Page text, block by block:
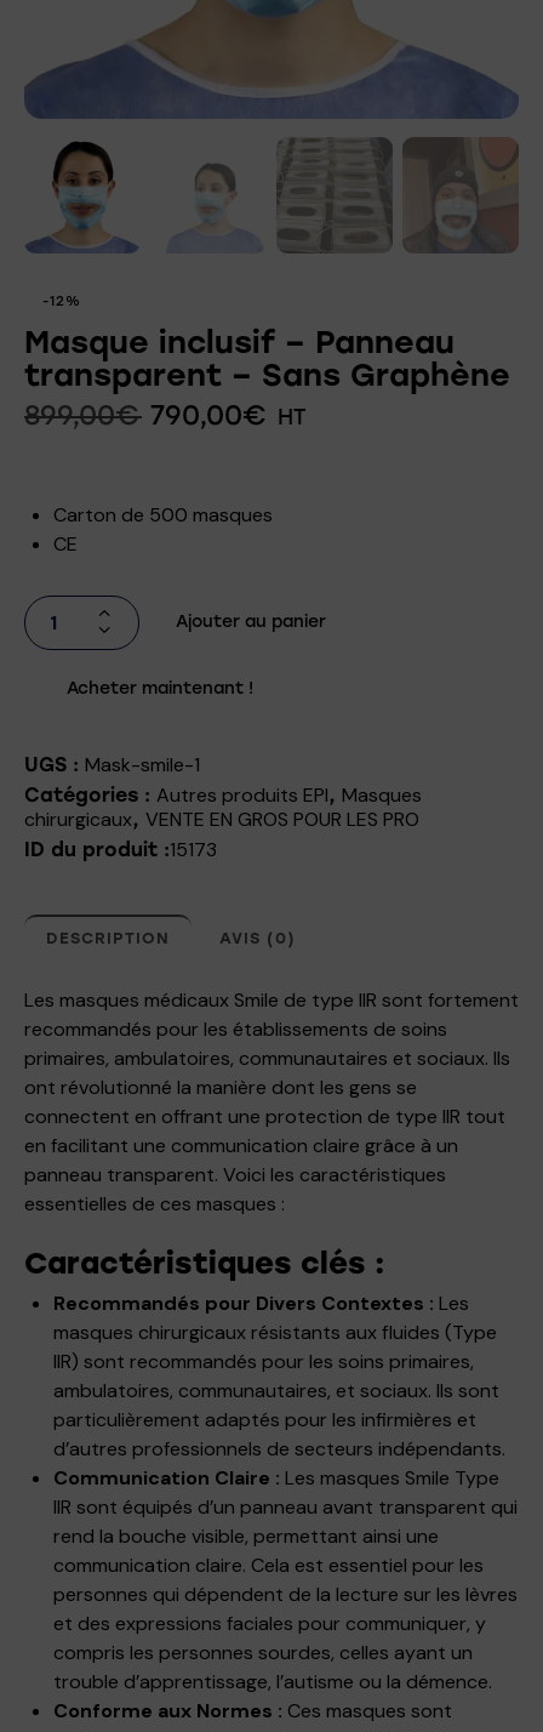
-12%
Masque inclusif – Panneau
transparent – Sans Graphène
899,00€ 790,00€ HT
Carton de 500 masques
CE
Ajouter au panier
Acheter maintenant !
UGS : Mask-smile-1
Catégories : Autres produits EPI, Masques
chirurgicaux, VENTE EN GROS POUR LES PRO
ID du produit :15173
DESCRIPTION AVIS (0)
Les masques médicaux Smile de type IIR sont fortement
recommandés pour les établissements de soins
primaires, ambulatoires, communautaires et sociaux. Ils
ont révolutionné la manière dont les gens se
connectent en offrant une protection de type IIR tout
en facilitant une communication claire grâce à un
panneau transparent. Voici les caractéristiques
essentielles de ces masques :
Caractéristiques clés :
Recommandés pour Divers Contextes : Les
masques chirurgicaux résistants aux fluides (Type
IIR) sont recommandés pour les soins primaires,
ambulatoires, communautaires, et sociaux. Ils sont
particulièrement adaptés pour les infirmières et
d’autres professionnels de secteurs indépendants.
Communication Claire : Les masques Smile Type
IIR sont équipés d’un panneau avant transparent qui
rend la bouche visible, permettant ainsi une
communication claire. Cela est essentiel pour les
personnes qui dépendent de la lecture sur les lèvres
et des expressions faciales pour communiquer, y
compris les personnes sourdes, celles ayant un
trouble d’apprentissage, l’autisme ou la démence.
Conforme aux Normes : Ces masques sont